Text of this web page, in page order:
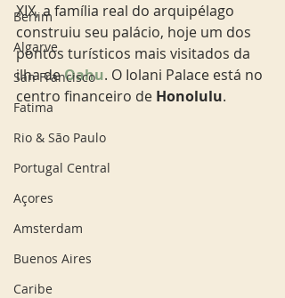
Berlim
Algarve
San Francisco
Fatima
Rio & São Paulo
Portugal Central
Açores
Amsterdam
Buenos Aires
Caribe
XIX, a família real do arquipélago
construiu seu palácio, hoje um dos
pontos turísticos mais visitados da
ilha de Oahu. O Iolani Palace está no
centro financeiro de Honolulu.